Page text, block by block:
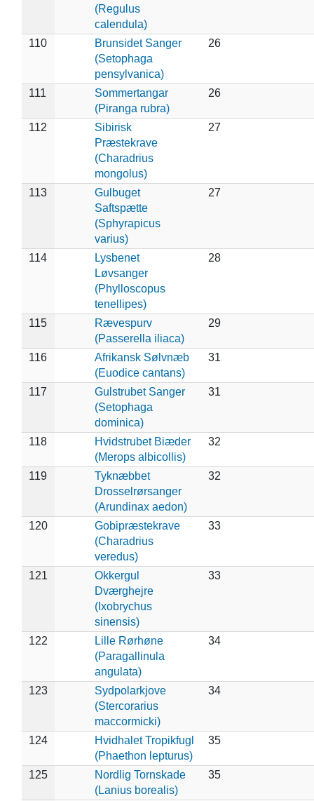
(Regulus
calendula)
110
Brunsidet Sanger
(Setophaga
pensylvanica)
26
111
Sommertangar
(Piranga rubra)
26
112
Sibirisk
Præstekrave
(Charadrius
mongolus)
27
113
Gulbuget
Saftspætte
(Sphyrapicus
varius)
27
114
Lysbenet
Løvsanger
(Phylloscopus
tenellipes)
28
115
Rævespurv
(Passerella iliaca)
29
116
Afrikansk Sølvnæb
(Euodice cantans)
31
117
Gulstrubet Sanger
(Setophaga
dominica)
31
118
Hvidstrubet Biæder
(Merops albicollis)
32
119
Tyknæbbet
Drosselrørsanger
(Arundinax aedon)
32
120
Gobipræstekrave
(Charadrius
veredus)
33
121
Okkergul
Dværghejre
(Ixobrychus
sinensis)
33
122
Lille Rørhøne
(Paragallinula
angulata)
34
123
Sydpolarkjove
(Stercorarius
maccormicki)
34
124
Hvidhalet Tropikfugl
(Phaethon lepturus)
35
125
Nordlig Tornskade
(Lanius borealis)
35